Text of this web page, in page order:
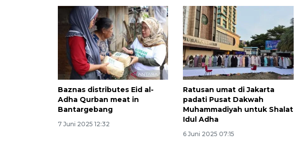
Baznas distributes Eid al-
Adha Qurban meat in
Bantargebang
7 Juni 2025 12:32
Ratusan umat di Jakarta
padati Pusat Dakwah
Muhammadiyah untuk Shalat
Idul Adha
6 Juni 2025 07:15